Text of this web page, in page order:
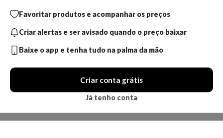
Favoritar produtos e acompanhar os preços
Criar alertas e ser avisado quando o preço baixar
Baixe o app e tenha tudo na palma da mão
Criar conta grátis
Já tenho conta